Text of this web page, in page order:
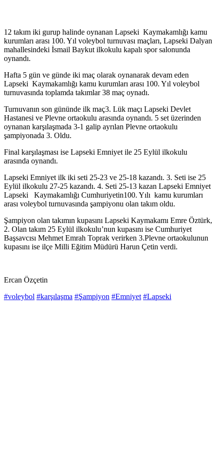
12 takım iki gurup halinde oynanan Lapseki Kaymakamlığı kamu
kurumları arası 100. Yıl voleybol turnuvası maçları, Lapseki Dalyan
mahallesindeki İsmail Baykut ilkokulu kapalı spor salonunda
oynandı.
Hafta 5 gün ve günde iki maç olarak oynanarak devam eden
Lapseki Kaymakamlığı kamu kurumları arası 100. Yıl voleybol
turnuvasında toplamda takımlar 38 maç oynadı.
Turnuvanın son gününde ilk maç3. Lük maçı Lapseki Devlet
Hastanesi ve Plevne ortaokulu arasında oynandı. 5 set üzerinden
oynanan karşılaşmada 3-1 galip ayrılan Plevne ortaokulu
şampiyonada 3. Oldu.
Final karşılaşması ise Lapseki Emniyet ile 25 Eylül ilkokulu
arasında oynandı.
Lapseki Emniyet ilk iki seti 25-23 ve 25-18 kazandı. 3. Seti ise 25
Eylül ilkokulu 27-25 kazandı. 4. Seti 25-13 kazan Lapseki Emniyet
Lapseki Kaymakamlığı Cumhuriyetin100. Yılı kamu kurumları
arası voleybol turnuvasında şampiyonu olan takım oldu.
Şampiyon olan takımın kupasını Lapseki Kaymakamı Emre Öztürk,
2. Olan takım 25 Eylül ilkokulu’nun kupasını ise Cumhuriyet
Başsavcısı Mehmet Emrah Toprak verirken 3.Plevne ortaokulunun
kupasını ise ilçe Milli Eğitim Müdürü Harun Çetin verdi.
Ercan Özçetin
#voleybol #karşılaşma #Şampiyon #Emniyet #Lapseki